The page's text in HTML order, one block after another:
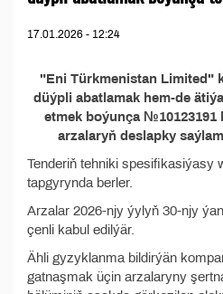
17.01.2026 - 12:24
"Eni Türkmenistan Limited"
düýpli abatlamak hem-de
etmek boýunça №10123191
arzalaryň deslapky
Tenderiň tehniki spesifikasiýasy
tapgyrynda berler.
Arzalar 2026-njy ýylyň 30-njy
çenli kabul edilýär.
Ähli gyzyklanma bildirýän
gatnaşmak üçin arzalaryny